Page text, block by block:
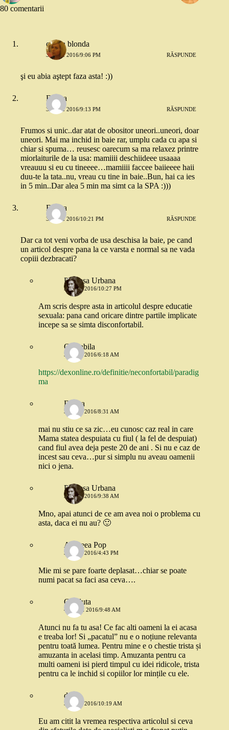
80 comentarii
copila blonda
30 MAI 2016/9:06 PM RĂSPUNDE
şi eu abia aştept faza asta! :))
Emma
30 MAI 2016/9:13 PM RĂSPUNDE
Frumos si unic..dar atat de obositor uneori..uneori, doar
uneori. Mai ma inchid in baie rar, umplu cada cu apa si
chiar si spuma… reusesc oarecum sa ma relaxez printre
miorlaiturile de la usa: mamiiii deschiideee usaaaa
vreauuu si eu cu tineeee…mamiiii faccee baiieeee haii
duu-te la tata..nu, vreau cu tine in baie..Bun, hai ca ies
in 5 min..Dar alea 5 min ma simt ca la SPA :)))
Emma
30 MAI 2016/10:21 PM RĂSPUNDE
Dar ca tot veni vorba de usa deschisa la baie, pe cand
un articol despre pana la ce varsta e normal sa ne vada
copiii dezbracati?
Printesa Urbana
30 MAI 2016/10:27 PM
Am scris despre asta in articolul despre educatie
sexuala: pana cand oricare dintre partile implicate
incepe sa se simta disconfortabil.
Contabila
31 MAI 2016/6:18 AM
https://dexonline.ro/definitie/neconfortabil/paradig
ma
Emma
31 MAI 2016/8:31 AM
mai nu stiu ce sa zic…eu cunosc caz real in care
Mama statea despuiata cu fiul ( la fel de despuiat)
cand fiul avea deja peste 20 de ani . Si nu e caz de
incest sau ceva…pur si simplu nu aveau oamenii
nici o jena.
Printesa Urbana
31 MAI 2016/9:38 AM
Mno, apai atunci de ce am avea noi o problema cu
asta, daca ei nu au? 🙂
Andreea Pop
31 MAI 2016/4:43 PM
Mie mi se pare foarte deplasat…chiar se poate
numi pacat sa faci asa ceva….
Cafeluta
4 IUNIE 2016/9:48 AM
Atunci nu fa tu asa! Ce fac alti oameni la ei acasa
e treaba lor! Si „pacatul” nu e o noțiune relevanta
pentru toată lumea. Pentru mine e o chestie trista și
amuzanta in acelasi timp. Amuzanta pentru ca
multi oameni isi pierd timpul cu idei ridicole, trista
pentru ca le inchid si copiilor lor mințile cu ele.
deea
31 MAI 2016/10:19 AM
Eu am citit la vremea respectiva articolul si ceva